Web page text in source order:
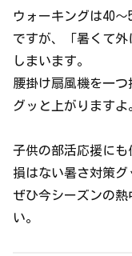
ウォーキングは40
ですが、「暑くて
しまいます。
腰掛け扇風機を一
グッと上がりますよ
子供の部活応援に
損はない暑さ対策グ
ぜひ今シーズンの
い。